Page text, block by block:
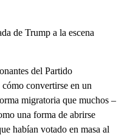
de Trump a la escena
del Partido
convertirse en un
migratoria que muchos –
una forma de abrirse
habían votado en masa al